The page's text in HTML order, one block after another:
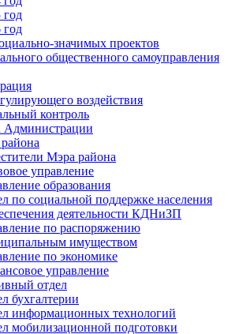
год
год
значимых проектов
общественного самоуправления
воздействия
контроль
Администрации
Мэра района
управление
образования
по социальной поддержке населения
деятельности КДНиЗП
по распоряжению
имуществом
по экономике
управление
отдел
бухгалтерии
информационных технологий
мобилизационной подготовки